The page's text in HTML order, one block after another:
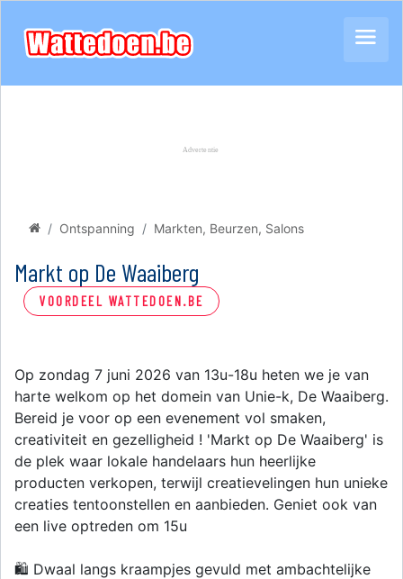
Ontspanning Markten, Beurzen, Salons
Markt op De Waaiberg
VOORDEEL WATTEDOEN.BE
Op zondag 7 juni 2026 van 13u-18u heten we je van
harte welkom op het domein van Unie-k, De Waaiberg.
Bereid je voor op een evenement vol smaken,
creativiteit en gezelligheid ! 'Markt op De Waaiberg' is
de plek waar lokale handelaars hun heerlijke
producten verkopen, terwijl creatievelingen hun unieke
creaties tentoonstellen en aanbieden. Geniet ook van
een live optreden om 15u
🛍️ Dwaal langs kraampjes gevuld met ambachtelijke